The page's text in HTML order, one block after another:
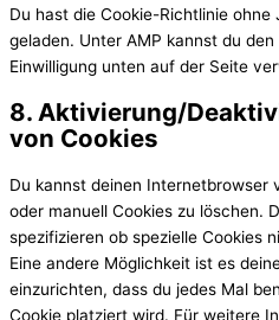
Du hast die Cookie-Richtlinie
geladen. Unter AMP kannst du
Einwilligung unten auf der Seite
8. Aktivierung/
von Cookies
Du kannst deinen Internetbrowser
oder manuell Cookies zu löschen.
spezifizieren ob spezielle Cookies
Eine andere Möglichkeit ist es
einzurichten, dass du jedes Mal
Cookie platziert wird. Für weitere